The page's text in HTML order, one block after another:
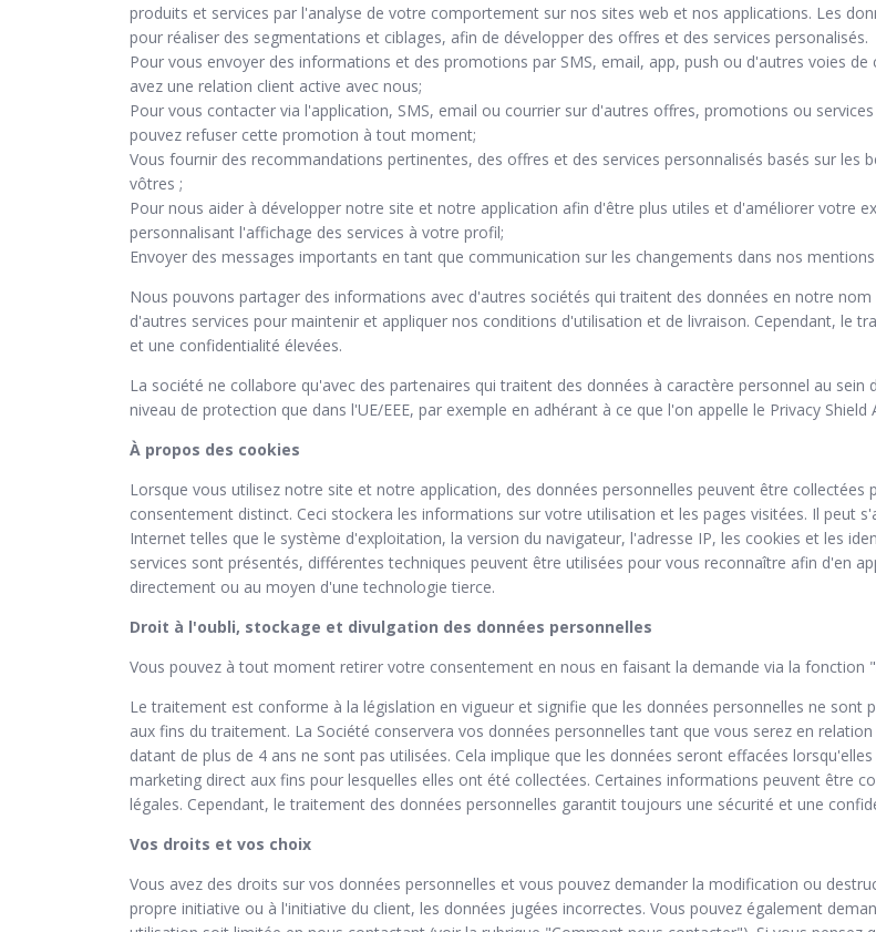
produits et services par l'analyse de votre comportement sur nos sites web et nos applications. Les
pour réaliser des segmentations et ciblages, afin de développer des offres et des services personalisés.
Pour vous envoyer des informations et des promotions par SMS, email, app, push ou d'autres voies
avez une relation client active avec nous;
Pour vous contacter via l'application, SMS, email ou courrier sur d'autres offres, promotions ou
pouvez refuser cette promotion à tout moment;
Vous fournir des recommandations pertinentes, des offres et des services personnalisés basés sur
vôtres ;
Pour nous aider à développer notre site et notre application afin d'être plus utiles et d'améliorer votre
personnalisant l'affichage des services à votre profil;
Envoyer des messages importants en tant que communication sur les changements dans nos mentions
Nous pouvons partager des informations avec d'autres sociétés qui traitent des données en notre
d'autres services pour maintenir et appliquer nos conditions d'utilisation et de livraison. Cependant, le
et une confidentialité élevées.
La société ne collabore qu'avec des partenaires qui traitent des données à caractère personnel au sein
niveau de protection que dans l'UE/EEE, par exemple en adhérant à ce que l'on appelle le Privacy
À propos des cookies
Lorsque vous utilisez notre site et notre application, des données personnelles peuvent être collectées
consentement distinct. Ceci stockera les informations sur votre utilisation et les pages visitées. Il peut
Internet telles que le système d'exploitation, la version du navigateur, l'adresse IP, les cookies et les
services sont présentés, différentes techniques peuvent être utilisées pour vous reconnaître afin d'en
directement ou au moyen d'une technologie tierce.
Droit à l'oubli, stockage et divulgation des données personnelles
Vous pouvez à tout moment retirer votre consentement en nous en faisant la demande via la fonction
Le traitement est conforme à la législation en vigueur et signifie que les données personnelles ne sont
aux fins du traitement. La Société conservera vos données personnelles tant que vous serez en
datant de plus de 4 ans ne sont pas utilisées. Cela implique que les données seront effacées
marketing direct aux fins pour lesquelles elles ont été collectées. Certaines informations peuvent être
légales. Cependant, le traitement des données personnelles garantit toujours une sécurité et une
Vos droits et vos choix
Vous avez des droits sur vos données personnelles et vous pouvez demander la modification ou
propre initiative ou à l'initiative du client, les données jugées incorrectes. Vous pouvez également